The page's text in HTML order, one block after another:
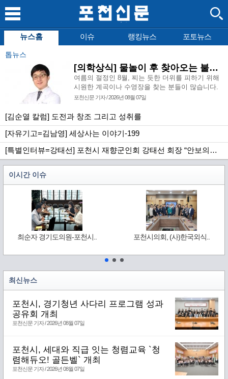
뉴스홈 이슈 랭킹뉴스 포토뉴스
톱뉴스
[의학상식] 물놀이 후 찾아오는 불청객, 급성 외이도염
여름의 절정인 8월, 찌는 듯한 더위를 피하기 위해
시원한 계곡이나 수영장을 찾는 분들이 많습니다.
시원한 물에 몸을 담그고 사랑하는 사람들과 즐거
게 주는 큰 선물이지만, 달콤한 물놀이 이후에 예기
치 않은 귓속의 통증으로 이비인후과를 방문하시는
환자분들도 덩달아 증가합니다.
포천신문 기자 / 2026년 08월 07일
[김순열 칼럼] 도전과 창조 그리고 성취를
[자유기고=김남영] 세상사는 이야기-199
[특별인터뷰=강태선] 포천시 재향군인회 강태선 회장 “안보의식 확립과 지역사회 봉사로 신뢰받는 향군 만들터”
이시간 이슈
최순자 경기도의원-포천시.. 포천시의회, (사)한국외식..
최신뉴스
포천시, 경기청년 사다리 프로그램 성과
공유회 개최
포천신문 기자 / 2026년 08월 07일
포천시, 세대와 직급 잇는 청렴교육 `청
렴해듀오! 골든벨` 개최
포천신문 기자 / 2026년 08월 07일